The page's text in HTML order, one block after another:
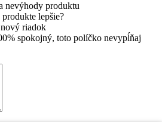
nevýhody produktu
lepšie?
riadok
spokojný, toto políčko nevypĺňaj